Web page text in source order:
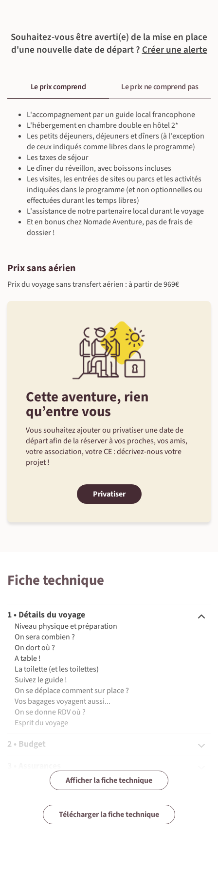
©
©
©
Souhaitez-vous être averti(e) de la mise en place
d'une nouvelle date de départ ?Créer une alerte
Le prix comprend Le prix ne comprend pas
L'accompagnement par un guide local francophone
L'hébergement en chambre double en hôtel 2*
Les petits déjeuners, déjeuners et dîners (à l'exception
de ceux indiqués comme libres dans le programme)
Les taxes de séjour
Le dîner du réveillon, avec boissons incluses
Les visites, les entrées de sites ou parcs et les activités
indiquées dans le programme (et non optionnelles ou
effectuées durant les temps libres)
L'assistance de notre partenaire local durant le voyage
Et en bonus chez Nomade Aventure, pas de frais de
dossier !
Prix sans aérien
Prix du voyage sans transfert aérien : à partir de 969€
Cette aventure, rien
qu’entre vous
Vous souhaitez ajouter ou privatiser une date de
départ afin de la réserver à vos proches, vos amis,
votre association, votre CE : décrivez-nous votre
projet !
Privatiser
Fiche technique
1 • Détails du voyage
Niveau physique et préparation
On sera combien ?
On dort où ?
A table !
La toilette (et les toilettes)
Suivez le guide !
On se déplace comment sur place ?
Vos bagages voyagent aussi...
On se donne RDV où ?
Esprit du voyage
2 • Budget
4 • Equipement
5 • Formalités et santé
Afficher la fiche technique
Télécharger la fiche technique